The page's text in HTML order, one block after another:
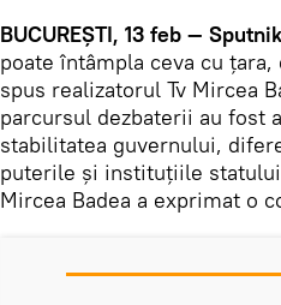
BUCUREȘTI, 13 feb —
poate întâmpla ceva cu
spus realizatorul Tv Mircea
parcursul dezbaterii au fost
stabilitatea guvernului,
puterile și instituțiile
Mircea Badea a exprimat o